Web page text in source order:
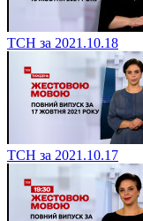
ТСН за 2021.10.18
ТСН за 2021.10.17